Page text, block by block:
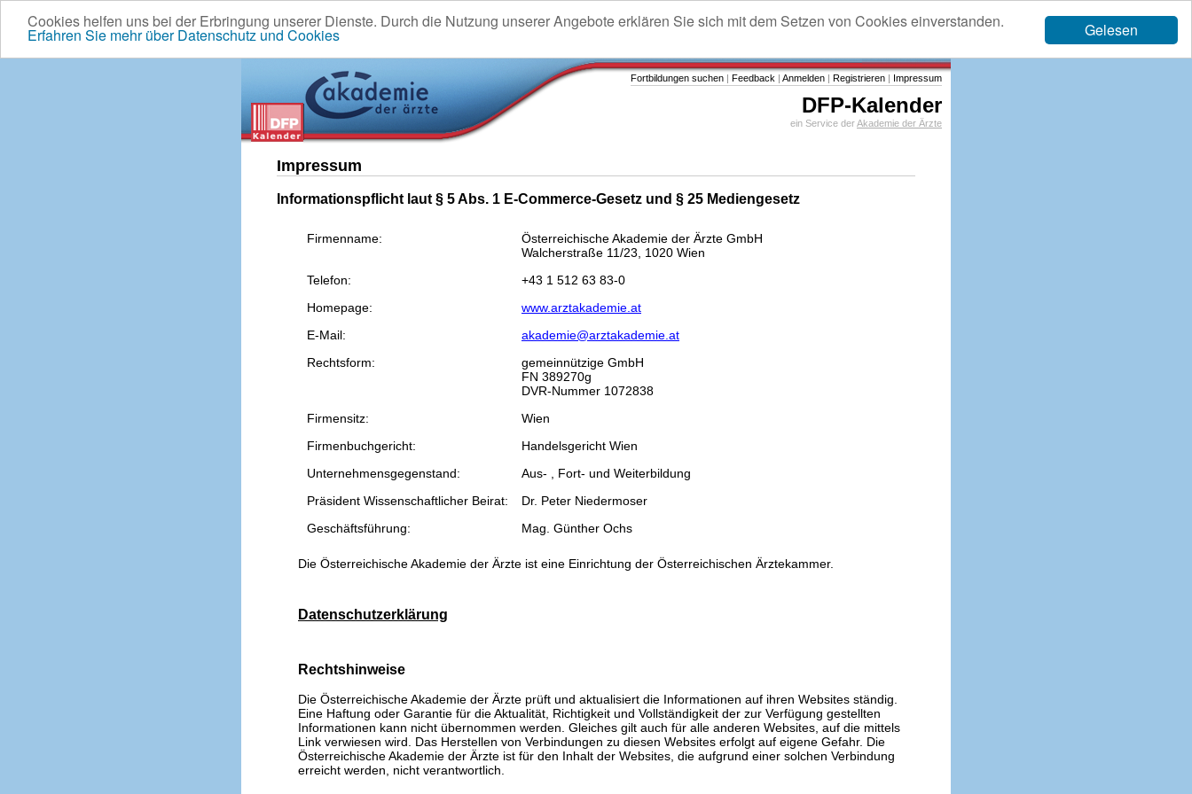
Gelesen
Cookies helfen uns bei der Erbringung unserer Dienste. Durch die Nutzung unserer Angebote erklären Sie sich mit dem Setzen von Cookies einverstanden.
Erfahren Sie mehr über Datenschutz und Cookies
Fortbildungen suchen | Feedback | Anmelden | Registrieren | Impressum
DFP-Kalender
ein Service derAkademie der Ärzte
Impressum
Informationspflicht laut § 5 Abs. 1 E-Commerce-Gesetz und § 25 Mediengesetz
Firmenname:
Österreichische Akademie der Ärzte GmbH
Walcherstraße 11/23, 1020 Wien
Telefon:
+43 1 512 63 83-0
Homepage:
www.arztakademie.at
E-Mail:
akademie@arztakademie.at
Rechtsform:
gemeinnützige GmbH
FN 389270g
DVR-Nummer 1072838
Firmensitz:
Wien
Firmenbuchgericht:
Handelsgericht Wien
Unternehmensgegenstand:
Aus- , Fort- und Weiterbildung
Präsident Wissenschaftlicher Beirat:
Dr. Peter Niedermoser
Geschäftsführung:
Mag. Günther Ochs
Die Österreichische Akademie der Ärzte ist eine Einrichtung der Österreichischen Ärztekammer.
Datenschutzerklärung
Rechtshinweise
Die Österreichische Akademie der Ärzte prüft und aktualisiert die Informationen auf ihren Websites ständig.
Eine Haftung oder Garantie für die Aktualität, Richtigkeit und Vollständigkeit der zur Verfügung gestellten
Informationen kann nicht übernommen werden. Gleiches gilt auch für alle anderen Websites, auf die mittels
Link verwiesen wird. Das Herstellen von Verbindungen zu diesen Websites erfolgt auf eigene Gefahr. Die
Österreichische Akademie der Ärzte ist für den Inhalt der Websites, die aufgrund einer solchen Verbindung
erreicht werden, nicht verantwortlich.